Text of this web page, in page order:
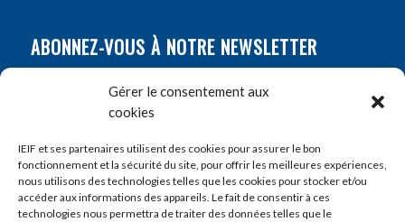
Gérer le consentement aux
cookies
IEIF et ses partenaires utilisent des cookies pour assurer le bon
fonctionnement et la sécurité du site, pour offrir les meilleures expériences,
nous utilisons des technologies telles que les cookies pour stocker et/ou
accéder aux informations des appareils. Le fait de consentir à ces
technologies nous permettra de traiter des données telles que le
ABONNEZ-VOUS À NOTRE NEWSLETTER
Prénom*
E-mail*